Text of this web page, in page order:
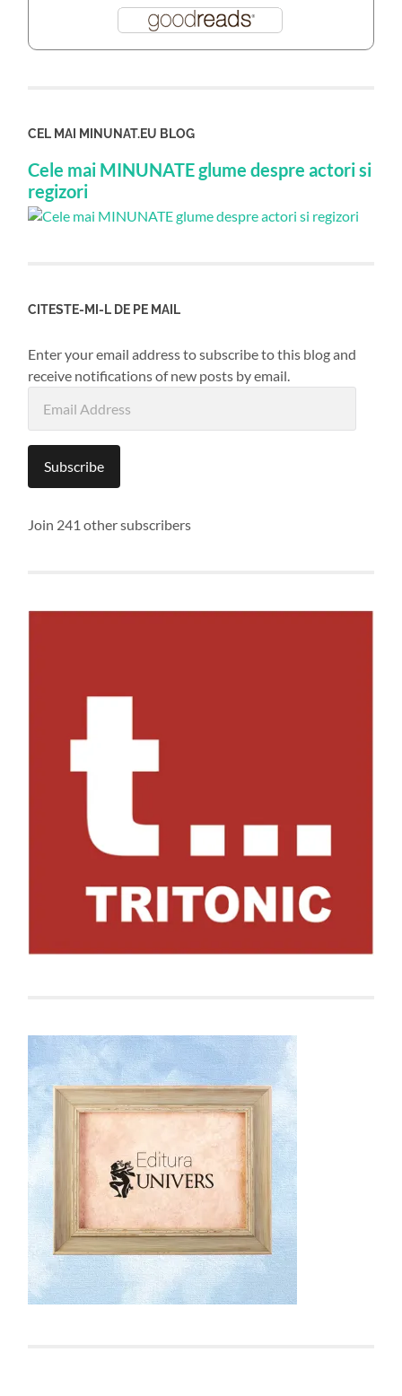
CEL MAI MINUNAT.EU BLOG
Cele mai MINUNATE glume despre actori si
regizori
CITESTE-MI-L DE PE MAIL
Enter your email address to subscribe to this blog and
receive notifications of new posts by email.
Address
Subscribe
Join 241 other subscribers